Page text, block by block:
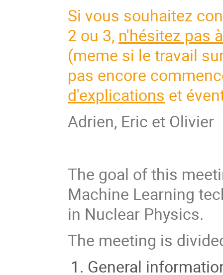
Si vous souhaitez
2 ou 3, n'hésitez pas
(meme si le travail
pas encore
d'explications et
Adrien, Eric et Olivier
The goal of this
Machine Learning
in Nuclear Physics.
The meeting is
General